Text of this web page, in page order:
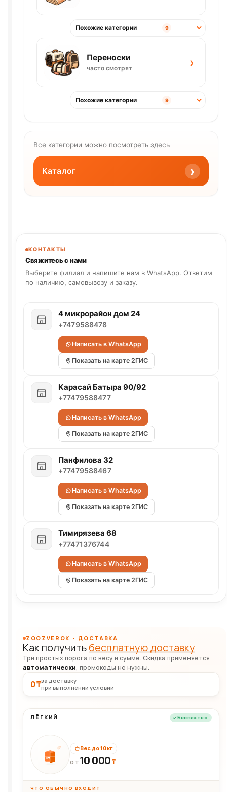
Похожие категории 9
Переноски
часто смотрят ›
Похожие категории 9
Все категории можно посмотреть здесь
Каталог ›
КОНТАКТЫ
Свяжитесь с нами
Выберите филиал и напишите нам в WhatsApp. Ответим
по наличию, самовывозу и заказу.
4 микрорайон дом 24
+7479588478
Написать в WhatsApp
Показать на карте 2ГИС
Карасай Батыра 90/92
+77479588477
Написать в WhatsApp
Показать на карте 2ГИС
Панфилова 32
+77479588467
Написать в WhatsApp
Показать на карте 2ГИС
Тимирязева 68
+77471376744
Написать в WhatsApp
Показать на карте 2ГИС
ZOOZVEROK • ДОСТАВКА
Как получитьбесплатную доставку
Три простых порога по весу и сумме. Скидка применяется
автоматически, промокоды не нужны.
0 ₸за доставку
при выполнении условий
ЛЁГКИЙ Бесплатно
10кг
Вес до 10 кг
ОТ 10 000₸
ЧТО ОБЫЧНО ВХОДИТ